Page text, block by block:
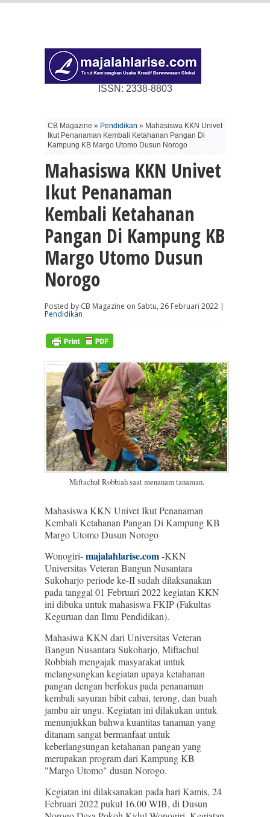
ISSN: 2338-8803
CB Magazine » Pendidikan » Mahasiswa KKN Univet
Ikut Penanaman Kembali Ketahanan Pangan Di
Kampung KB Margo Utomo Dusun Norogo
Mahasiswa KKN Univet
Ikut Penanaman
Kembali Ketahanan
Pangan Di Kampung KB
Margo Utomo Dusun
Norogo
Posted by CB Magazine on Sabtu, 26 Februari 2022 |
Pendidikan
Miftachul Robbiah saat menanam tanaman.
Mahasiswa KKN Univet Ikut Penanaman
Kembali Ketahanan Pangan Di Kampung KB
Margo Utomo Dusun Norogo
Wonogiri-majalahlarise.com-KKN
Universitas Veteran Bangun Nusantara
Sukoharjo periode ke-II sudah dilaksanakan
pada tanggal 01 Februari 2022 kegiatan KKN
ini dibuka untuk mahasiswa FKIP (Fakultas
Keguruan dan Ilmu Pendidikan).
Mahasiwa KKN dari Universitas Veteran
Bangun Nusantara Sukoharjo, Miftachul
Robbiah mengajak masyarakat untuk
melangsungkan kegiatan upaya ketahanan
pangan dengan berfokus pada penanaman
kembali sayuran bibit cabai, terong, dan buah
jambu air ungu. Kegiatan ini dilakukan untuk
menunjukkan bahwa kuantitas tanaman yang
ditanam sangat bermanfaat untuk
keberlangsungan ketahanan pangan yang
merupakan program dari Kampung KB
"Margo Utomo" dusun Norogo.
Kegiatan ini dilaksanakan pada hari Kamis, 24
Februari 2022 pukul 16.00 WIB, di Dusun